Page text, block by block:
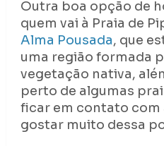
Outra boa opção de
quem vai à Praia de
Alma Pousada, que
uma região formada
vegetação nativa,
perto de algumas
ficar em contato com
gostar muito dessa